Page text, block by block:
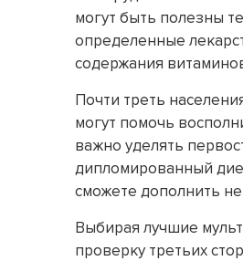
могут быть полезны
определенные
содержания
Почти треть
могут помочь
важно уделять
дипломированный
сможете дополнить
Выбирая лучшие
проверку третьих